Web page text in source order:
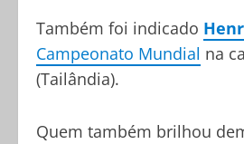
Também foi indicado
Campeonato Mundial na
(Tailândia).
Quem também brilhou